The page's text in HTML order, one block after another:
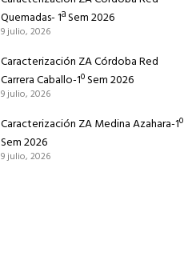
Quemadas- 1ª Sem 2026
9 julio, 2026
Caracterización ZA Córdoba Red
Carrera Caballo-1º Sem 2026
9 julio, 2026
Caracterización ZA Medina Azahara-1º
Sem 2026
9 julio, 2026